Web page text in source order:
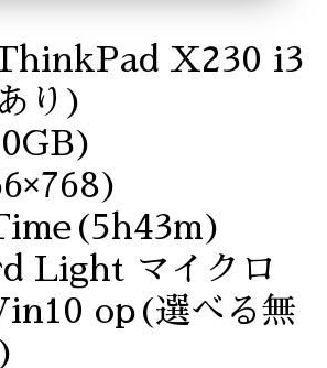
X230 i3
り)
Light マイクロ
op(選べる無